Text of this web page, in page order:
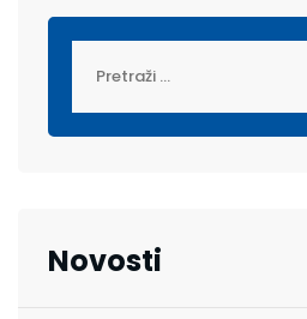
Novosti